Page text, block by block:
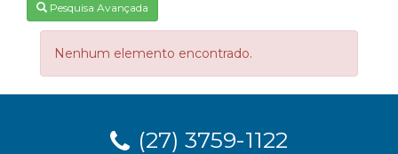
Pesquisa Avançada
Nenhum elemento encontrado.
(27) 3759-1122